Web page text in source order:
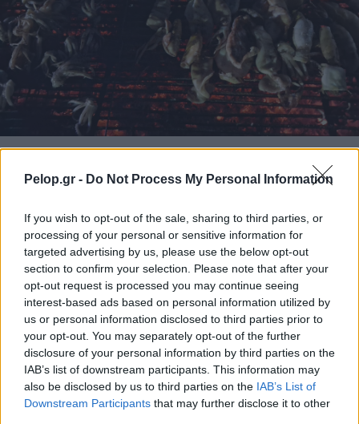
Pelop.gr - Do Not Process My Personal Information
If you wish to opt-out of the sale, sharing to third parties, or
processing of your personal or sensitive information for
targeted advertising by us, please use the below opt-out
section to confirm your selection. Please note that after your
opt-out request is processed you may continue seeing
interest-based ads based on personal information utilized by
us or personal information disclosed to third parties prior to
your opt-out. You may separately opt-out of the further
disclosure of your personal information by third parties on the
IAB’s list of downstream participants. This information may
also be disclosed by us to third parties on the IAB’s List of
Downstream Participants that may further disclose it to other
Η Γιορτή Θράψαλου στην Αβυθο με γεύση και χορό
ΦΩΤΟ